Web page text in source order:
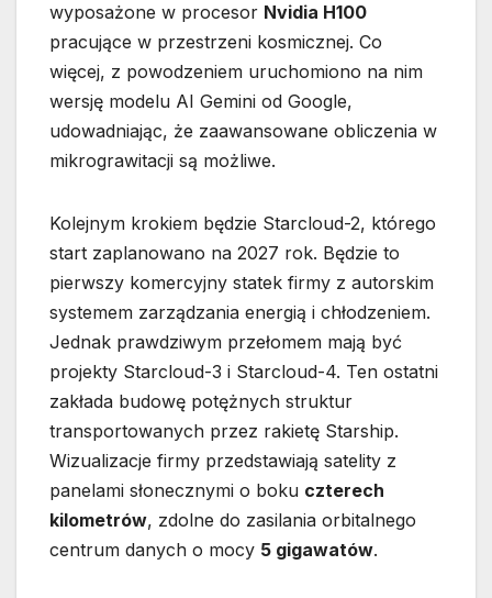
wyposażone w procesor Nvidia H100
pracujące w przestrzeni kosmicznej. Co
więcej, z powodzeniem uruchomiono na nim
wersję modelu AI Gemini od Google,
udowadniając, że zaawansowane obliczenia w
mikrograwitacji są możliwe.
Kolejnym krokiem będzie Starcloud-2, którego
start zaplanowano na 2027 rok. Będzie to
pierwszy komercyjny statek firmy z autorskim
systemem zarządzania energią i chłodzeniem.
Jednak prawdziwym przełomem mają być
projekty Starcloud-3 i Starcloud-4. Ten ostatni
zakłada budowę potężnych struktur
transportowanych przez rakietę Starship.
Wizualizacje firmy przedstawiają satelity z
panelami słonecznymi o boku czterech
kilometrów, zdolne do zasilania orbitalnego
centrum danych o mocy 5 gigawatów.